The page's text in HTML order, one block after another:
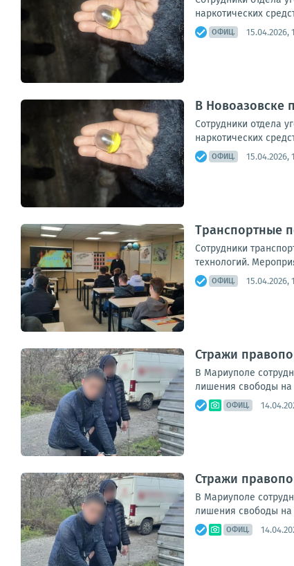
наркотических
ОФИЦ. 15.04.2026,
В Новоазовске
Сотрудники отдела
наркотических
ОФИЦ. 15.04.2026,
Транспортные
Сотрудники
технологий.
ОФИЦ. 15.04.2026,
Стражи
В Мариуполе
лишения свободы на
ОФИЦ.
Стражи
В Мариуполе
лишения свободы на
ОФИЦ.